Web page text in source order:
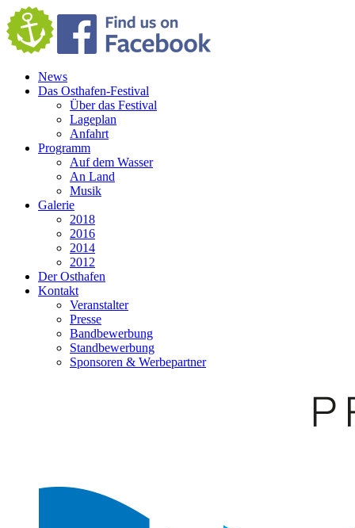
News
Das Osthafen-Festival
Über das Festival
Lageplan
Anfahrt
Programm
Auf dem Wasser
An Land
Musik
Galerie
2018
2016
2014
2012
Der Osthafen
Kontakt
Veranstalter
Presse
Bandbewerbung
Standbewerbung
Sponsoren & Werbepartner